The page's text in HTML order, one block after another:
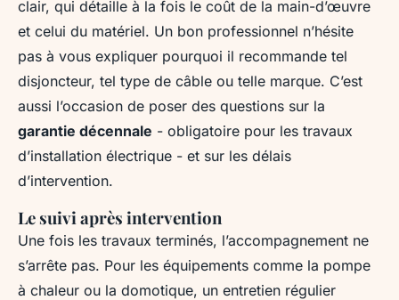
clair, qui détaille à la fois le coût de la main-d’œuvre
et celui du matériel. Un bon professionnel n’hésite
pas à vous expliquer pourquoi il recommande tel
disjoncteur, tel type de câble ou telle marque. C’est
aussi l’occasion de poser des questions sur la
garantie décennale - obligatoire pour les travaux
d’installation électrique - et sur les délais
d’intervention.
Le suivi après intervention
Une fois les travaux terminés, l’accompagnement ne
s’arrête pas. Pour les équipements comme la pompe
à chaleur ou la domotique, un entretien régulier